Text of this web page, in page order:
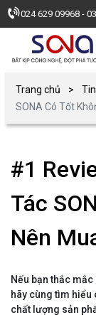
024 629 09968 -
Trang chủ
SONA Có Tốt
#1
Tác
Nên
Nếu bạn thắc
hãy cùng tìm
chất lượng sản